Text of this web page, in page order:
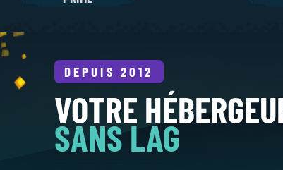
DEPUIS 2012
VOTRE
SANS LAG